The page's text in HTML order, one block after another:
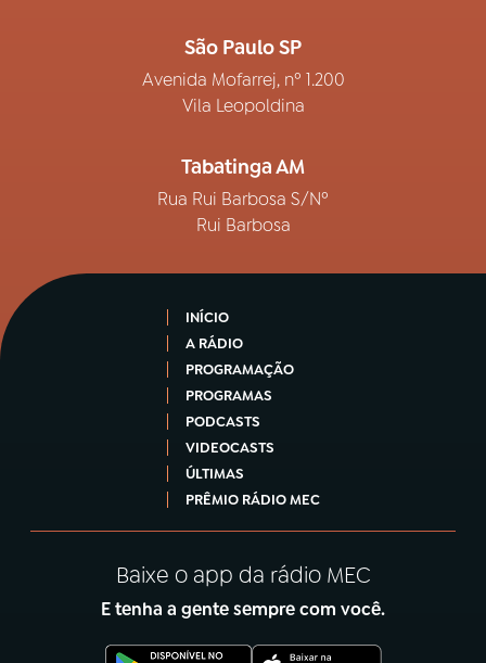
São Paulo SP
Avenida Mofarrej, nº 1.200
Vila Leopoldina
Tabatinga AM
Rua Rui Barbosa S/Nº
Rui Barbosa
INÍCIO
A RÁDIO
PROGRAMAÇÃO
PROGRAMAS
PODCASTS
VIDEOCASTS
ÚLTIMAS
PRÊMIO RÁDIO MEC
Baixe o app da rádio MEC
E tenha a gente sempre com você.